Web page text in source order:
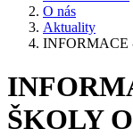
O nás
Aktuality
INFORMACE
ŠKOLY